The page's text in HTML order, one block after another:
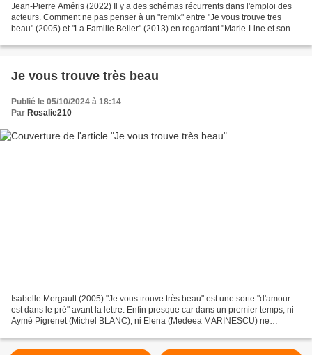
Jean-Pierre Améris (2022) Il y a des schémas récurrents dans l'emploi des
acteurs. Comment ne pas penser à un "remix" entre "Je vous trouve tres
beau" (2005) et "La Famille Belier" (2013) en regardant "Marie-Line et son
Je vous trouve très beau
Publié le 05/10/2024 à 18:14
Par Rosalie210
Isabelle Mergault (2005) "Je vous trouve très beau" est une sorte "d'amour
est dans le pré" avant la lettre. Enfin presque car dans un premier temps, ni
Aymé Pigrenet (Michel BLANC), ni Elena (Medeea MARINESCU) ne